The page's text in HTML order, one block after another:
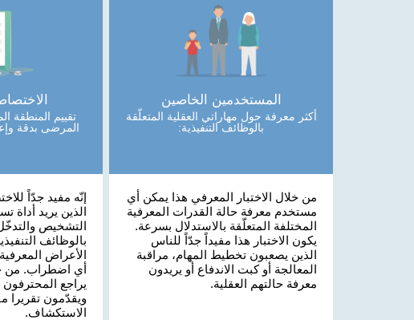
المستخدمين الخاصين
أكثر معرفة حول مهاراتي العقلية المتعلّقة
بالوظائف التنفيذية:
من خلال الاختبار المعرفي هذا يمكن أي
مستخدم معرفة حالة القدرات المعرفية
المختلفة المتعلّقة بالاستدلال بسرعة.
يكون الاختبار هذا مفيداً جدّاً للناس
الذين يصعبون تخطيط المهام، مراقبة
المعالجة أو كبت الاندفاع أو يريدون
معرفة حالتهم العقلية.
تقييم المنطقة
المرضى بدقة
إنّه مفيد جدّاً
الذين يريد
التشخيص
بالوظائف
الأعراض
أي اضطراب. من
يراجع المحترفون
ويقدّمون تقريرا
الاستكشاف.